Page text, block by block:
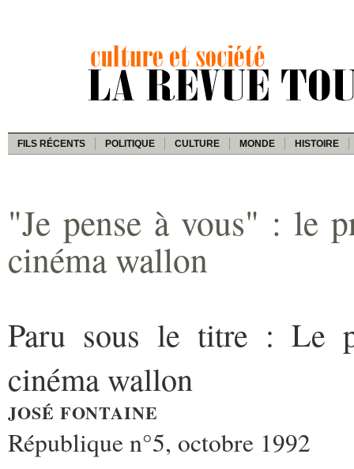
FILS RÉCENTS POLITIQUE CULTURE MONDE HISTOIRE
"Je pense à vous" : le
cinéma wallon
Paru sous le titre : Le
cinéma wallon
JOSÉ FONTAINE
République n°5, octobre 1992